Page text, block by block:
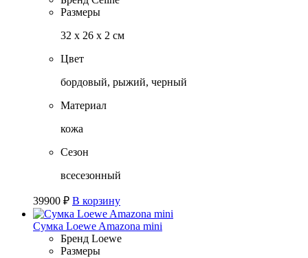
Размеры
32 х 26 х 2 см
Цвет
бордовый, рыжий, черный
Материал
кожа
Сезон
всесезонный
39900 ₽ В корзину
Сумка Loewe Amazona mini
Бренд Loewe
Размеры